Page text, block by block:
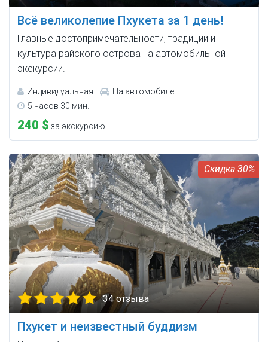
Всё великолепие Пхукета за 1 день!
Главные достопримечательности, традиции и
культура райского острова на автомобильной
экскурсии.
Индивидуальная
На автомобиле
5 часов 30 мин.
240 $ за экскурсию
30%
34 отзыва
Пхукет и неизвестный буддизм